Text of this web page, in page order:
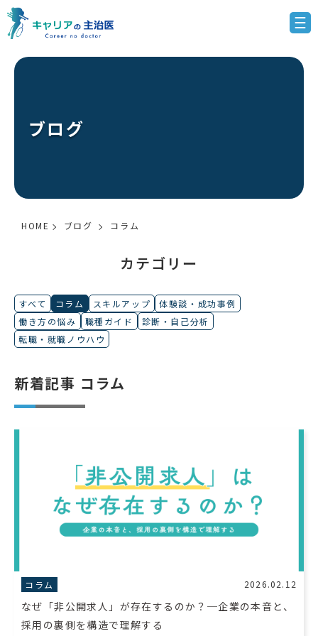
ブログ
HOME ブログ コラム
カテゴリー
すべて コラム スキルアップ
体験談・成功事例
働き方の悩み
職種ガイド
診断・自己分析
転職・就職ノウハウ
新着記事 コラム
コラム 2026.02.12
なぜ「非公開求人」が存在するのか？─企業の本音と、
採用の裏側を構造で理解する